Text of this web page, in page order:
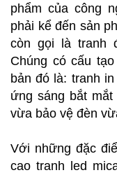
phẩm của công
phải kể đến sản
còn gọi là tranh
Chúng có cấu
bản đó là: tranh
ứng sáng bắt
vừa bảo vệ đèn
Với những đặc
cao tranh led